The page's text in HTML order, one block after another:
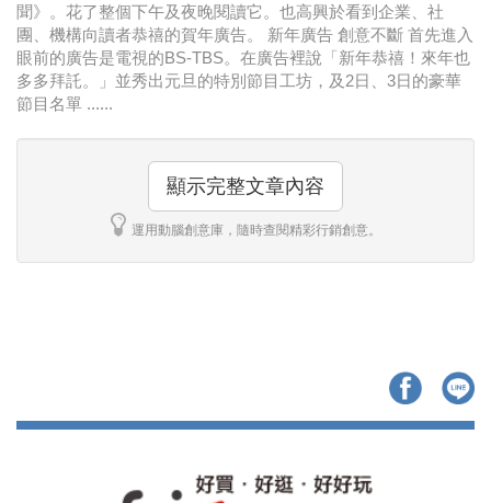
聞》。花了整個下午及夜晚閱讀它。也高興於看到企業、社
團、機構向讀者恭禧的賀年廣告。 新年廣告 創意不斷 首先進入
眼前的廣告是電視的BS-TBS。在廣告裡說「新年恭禧！來年也
多多拜託。」並秀出元旦的特別節目工坊，及2日、3日的豪華
節目名單 ......
顯示完整文章內容
運用動腦創意庫，隨時查閱精彩行銷創意。